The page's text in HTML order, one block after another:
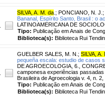
SILVA, A. M. da ; PONCIANO, N. J. ;
Bananal, Espírito Santo, Brasil : o
LATINOAMERICANA DE
Tipo: Publicação em Anais de
Biblioteca(s): Biblioteca Rui
GUELBER SALES, M. N. ; SILVA, A.
pequeña escala: estudio de casos
DE AGROECOLOGIA, 6.,
camponesa experiências
Brasileira de Agroecologia v. 4, n. 2,
Tipo: Publicação em Anais de
Biblioteca(s): Biblioteca Rui